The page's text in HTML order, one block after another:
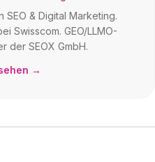
SEO & Digital Marketing.
Swisscom. GEO/LLMO-
der SEOX GmbH.
→